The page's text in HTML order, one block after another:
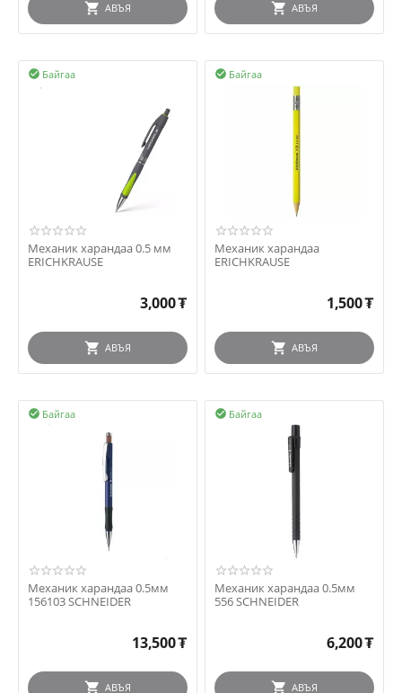
АВЪЯ АВЪЯ
Байгаа

Механик харандаа 0.5 мм
ERICHKRAUSE
3,000₮
АВЪЯ
Байгаа

Механик харандаа
ERICHKRAUSE
1,500₮
АВЪЯ
Байгаа

Механик харандаа 0.5мм
156103 SCHNEIDER
13,500₮
АВЪЯ
Байгаа

Механик харандаа 0.5мм
556 SCHNEIDER
6,200₮
АВЪЯ